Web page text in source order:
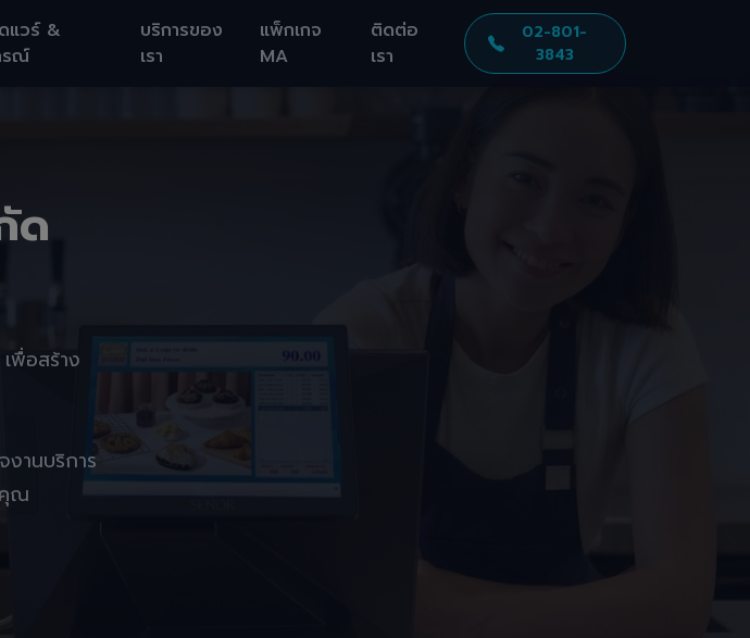
แวร์ &
รณ์
บริการของ
เรา
แพ็กเกจ
MA
ติดต่อ
เรา
02-801-
3843
ด
พื่อสร้าง
านบริการ
คุณ